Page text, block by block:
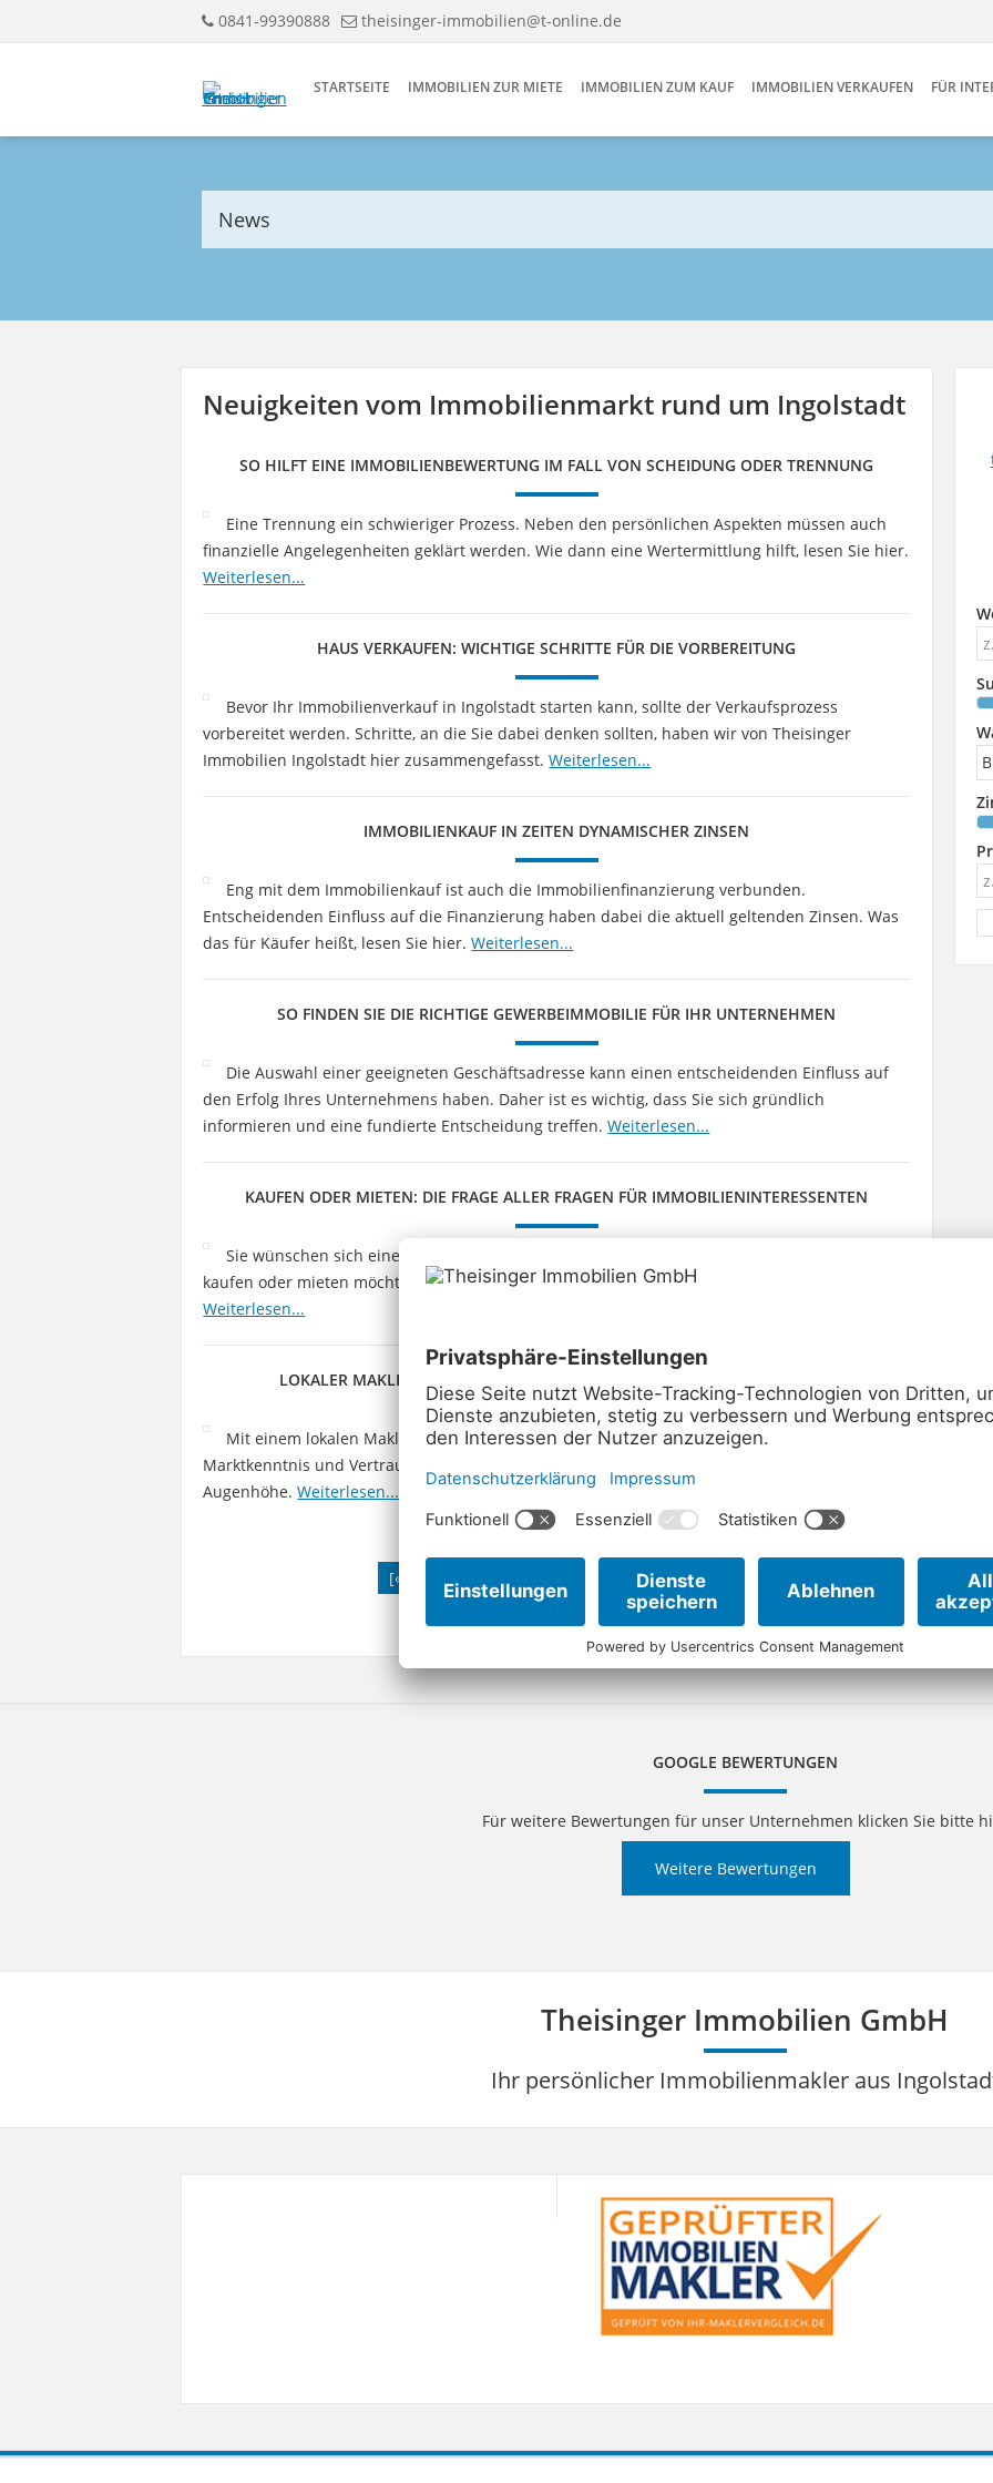
0841-99390888 theisinger-immobilien@t-online.de
STARTSEITE IMMOBILIEN ZUR MIETE IMMOBILIEN ZUM KAUF IMMOBILIEN VERKAUFEN FÜR
News
Neuigkeiten vom Immobilienmarkt rund um Ingolstadt
SO HILFT EINE IMMOBILIENBEWERTUNG IM FALL VON SCHEIDUNG ODER TRENNUNG
Eine Trennung ein schwieriger Prozess. Neben den persönlichen Aspekten müssen auch
finanzielle Angelegenheiten geklärt werden. Wie dann eine Wertermittlung hilft, lesen Sie hier.
Weiterlesen...
HAUS VERKAUFEN: WICHTIGE SCHRITTE FÜR DIE VORBEREITUNG
Bevor Ihr Immobilienverkauf in Ingolstadt starten kann, sollte der Verkaufsprozess
vorbereitet werden. Schritte, an die Sie dabei denken sollten, haben wir von Theisinger
Immobilien Ingolstadt hier zusammengefasst.Weiterlesen...
IMMOBILIENKAUF IN ZEITEN DYNAMISCHER ZINSEN
Eng mit dem Immobilienkauf ist auch die Immobilienfinanzierung verbunden.
Entscheidenden Einfluss auf die Finanzierung haben dabei die aktuell geltenden Zinsen. Was
das für Käufer heißt, lesen Sie hier.Weiterlesen...
SO FINDEN SIE DIE RICHTIGE GEWERBEIMMOBILIE FÜR IHR UNTERNEHMEN
Die Auswahl einer geeigneten Geschäftsadresse kann einen entscheidenden Einfluss auf
den Erfolg Ihres Unternehmens haben. Daher ist es wichtig, dass Sie sich gründlich
informieren und eine fundierte Entscheidung treffen.Weiterlesen...
KAUFEN ODER MIETEN: DIE FRAGE ALLER FRAGEN FÜR IMMOBILIENINTERESSENTEN
Sie wünschen sich einen Neustart in Ingolstadt? Dann müssen Sie entscheiden, ob Sie
kaufen oder mieten möchten. Wir geben Ihnen Tipps für die richtige Entscheidung.
Weiterlesen...
LOKALER MAKLER: THEISINGER IMMOBILIEN FÜR SIE VOR ORT IM EINSATZ
Mit einem lokalen Makler wie Theisinger Immobilien wählen Sie Ortskenntnis,
Marktkenntnis und Vertrauen. Das ermöglicht einen Immobilienverkauf oder -kauf auf
Augenhöhe.Weiterlesen...
[« 6 »
GOOGLE BEWERTUNGEN
Für weitere Bewertungen für unser Unternehmen klicken Sie bitte
Weitere Bewertungen
Theisinger Immobilien GmbH
Ihr persönlicher Immobilienmakler aus